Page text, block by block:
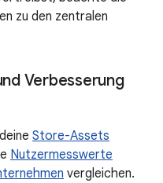
zu den zentralen
Verbesserung
Store-Assets
Nutzermesswerte
vergleichen.